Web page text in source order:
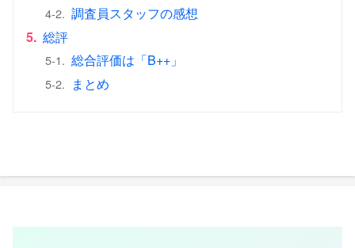
4-2. 調査員スタッフの感想
5. 総評
5-1. 総合評価は「B++」
5-2. まとめ